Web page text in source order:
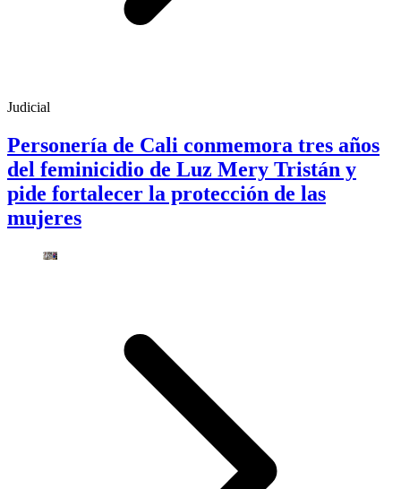
Judicial
Personería de Cali conmemora tres años
del feminicidio de Luz Mery Tristán y
pide fortalecer la protección de las
mujeres